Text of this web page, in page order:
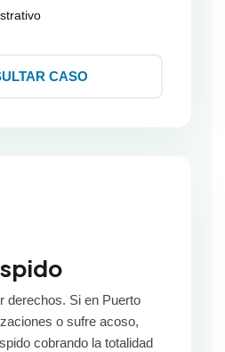
CASO
derechos. Si en Puerto
o sufre acoso,
cobrando la totalidad